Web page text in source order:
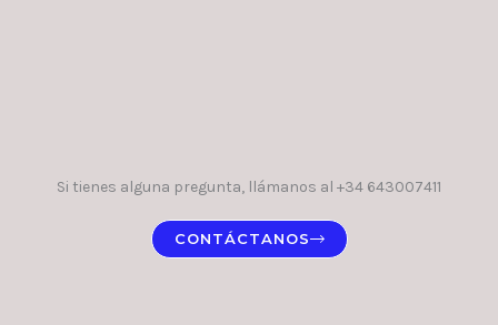
Si tienes alguna pregunta, llámanos al +34 643007411
CONTÁCTANOS